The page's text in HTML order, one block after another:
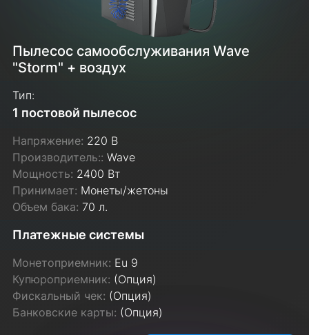
Пылесос самообслуживания Wave
"Storm" + воздух
Тип:
1 постовой пылесос
Напряжение: 220 В
Производитель::Wave
Мощность: 2400 Вт
Принимает: Монеты/жетоны
Объем бака: 70 л.
Платежные системы
Монетоприемник: Eu 9
Купюроприемник: (Опция)
Фискальный чек: (Опция)
Банковские карты: (Опция)